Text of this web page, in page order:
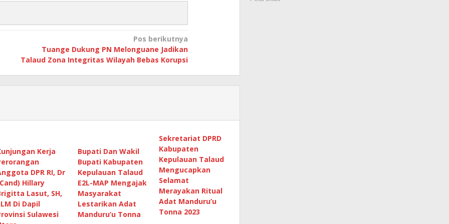
Pos berikutnya
Tuange Dukung PN Melonguane Jadikan
Talaud Zona Integritas Wilayah Bebas Korupsi
Kerja
DPR RI, Dr
Hillary
Lasut, SH,
Di Dapil
Sulawesi
Bupati Dan Wakil
Bupati Kabupaten
Kepulauan Talaud
E2L-MAP Mengajak
Masyarakat
Lestarikan Adat
Manduru’u Tonna
Sekretariat DPRD
Kabupaten
Kepulauan Talaud
Mengucapkan
Selamat
Merayakan Ritual
Adat Manduru’u
Tonna 2023